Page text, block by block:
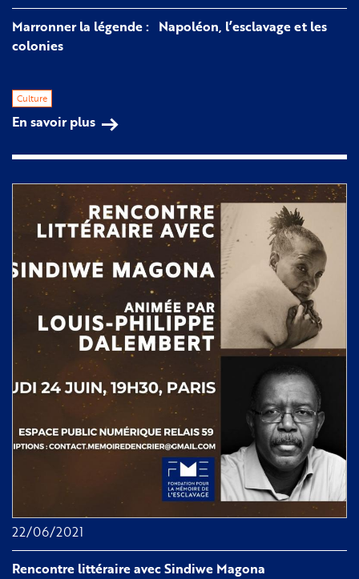
Marronner la légende : Napoléon, l’esclavage et les
colonies
Culture
En savoir plus sur
la
légende :
Napoléon,
l’esclavage
et
les
colonies
Rencontre littéraire avec Sindiwe Magona
22/06/2021